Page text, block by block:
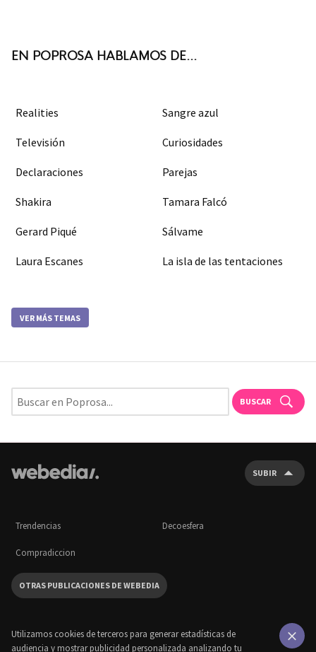
EN POPROSA HABLAMOS DE...
Realities Sangre azul
Televisión Curiosidades
Declaraciones Parejas
Shakira Tamara Falcó
Gerard Piqué Sálvame
Laura Escanes La isla de las tentaciones
VER MÁS TEMAS
BUSCAR
SUBIR
Trendencias Decoesfera
Compradiccion
OTRAS PUBLICACIONES DE WEBEDIA
Utilizamos cookies de terceros para generar estadísticas de
audiencia y mostrar publicidad personalizada analizando tu